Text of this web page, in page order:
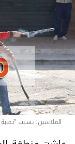
الملاسين: بسبب